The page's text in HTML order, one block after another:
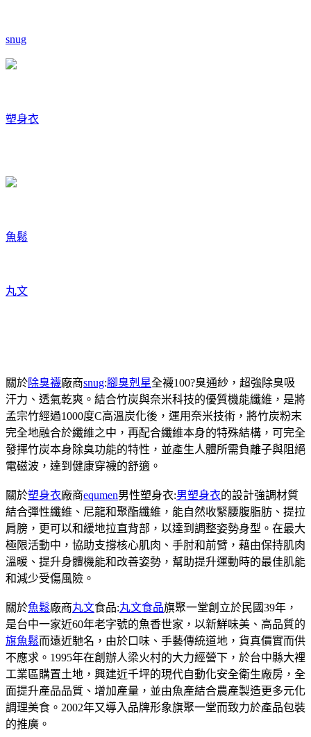
snug
塑身衣
魚鬆
丸文
關於除臭襪廠商snug:腳臭剋星全襪100?臭通紗，超強除臭吸
汗力、透氣乾爽。結合竹炭與奈米科技的優質機能纖維，是將
孟宗竹經過1000度C高溫炭化後，運用奈米技術，將竹炭粉末
完全地融合於纖維之中，再配合纖維本身的特殊結構，可完全
發揮竹炭本身除臭功能的特性，並產生人體所需負離子與阻絕
電磁波，達到健康穿襪的舒適。
關於塑身衣廠商equmen男性塑身衣:男塑身衣的設計強調材質
結合彈性纖維、尼龍和聚酯纖維，能自然收緊腰腹脂肪、提拉
肩膀，更可以和緩地拉直背部，以達到調整姿勢身型。在最大
極限活動中，協助支撐核心肌肉、手肘和前臂，藉由保持肌肉
溫暖、提升身體機能和改善姿勢，幫助提升運動時的最佳肌能
和減少受傷風險。
關於魚鬆廠商丸文食品:丸文食品旗聚一堂創立於民國39年，
是台中一家近60年老字號的魚香世家，以新鮮味美、高品質的
旗魚鬆而遠近馳名，由於口味、手藝傳統道地，貨真價實而供
不應求。1995年在創辦人梁火村的大力經營下，於台中縣大裡
工業區購置土地，興建近千坪的現代自動化安全衛生廠房，全
面提升產品品質、增加產量，並由魚產結合農產製造更多元化
調理美食。2002年又導入品牌形象旗聚一堂而致力於產品包裝
的推廣。